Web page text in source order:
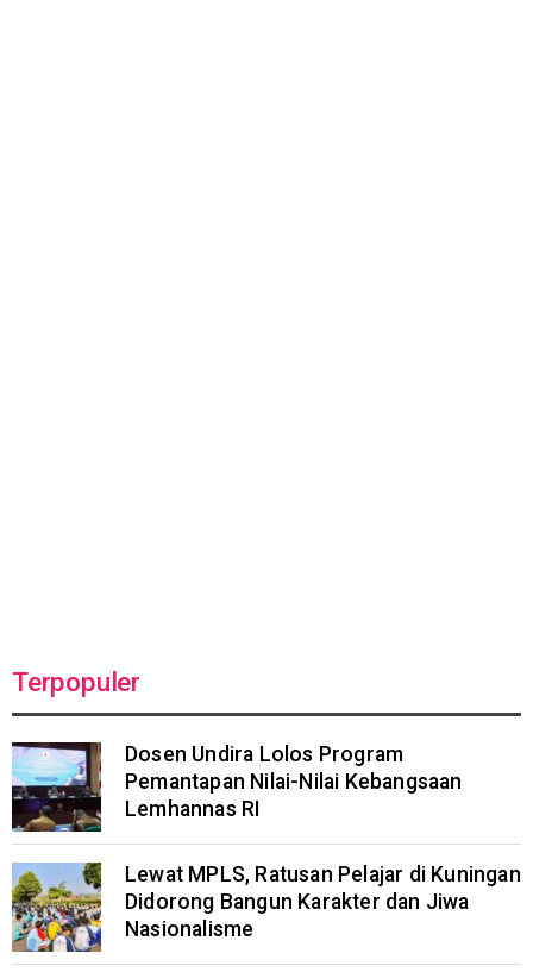
Terpopuler
Dosen Undira Lolos Program
Pemantapan Nilai-Nilai Kebangsaan
Lemhannas RI
Lewat MPLS, Ratusan Pelajar di Kuningan
Didorong Bangun Karakter dan Jiwa
Nasionalisme